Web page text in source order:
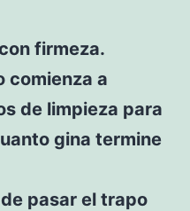
firmeza.
comienza a
de limpieza para
gina termine
pasar el trapo